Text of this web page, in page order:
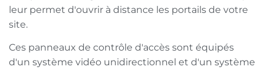
leur permet d'ouvrir à distance les portails de votre
site.
Ces panneaux de contrôle d'accès sont équipés
d'un système vidéo unidirectionnel et d'un système